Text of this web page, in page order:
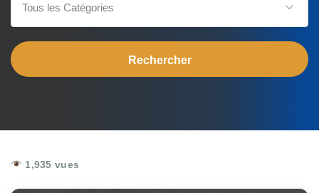
Tous les Catégories
1,935 vues